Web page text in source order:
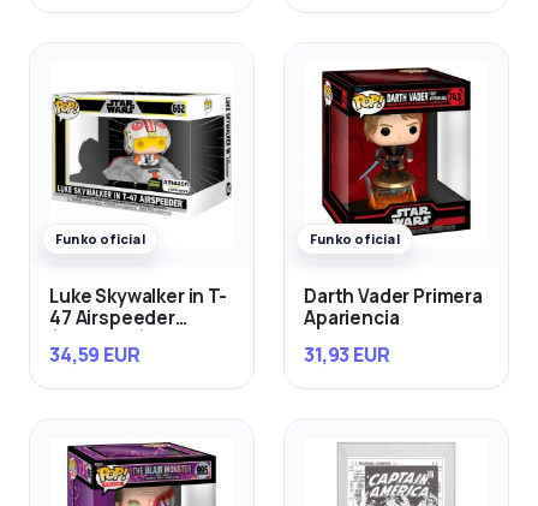
Funko oficial
Luke Skywalker in T-
47 Airspeeder
34,59 EUR
Funko oficial
Darth Vader Primera
Apariencia
31,93 EUR